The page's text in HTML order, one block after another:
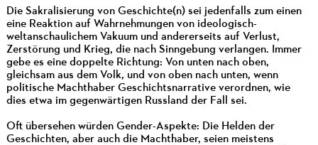
Die Sakralisierung von Geschichte(n) sei jedenfalls zum einen
eine Reaktion auf Wahrnehmungen von ideologisch-
weltanschaulichem Vakuum und andererseits auf Verlust,
Zerstörung und Krieg, die nach Sinngebung verlangen. Immer
gebe es eine doppelte Richtung: Von unten nach oben,
gleichsam aus dem Volk, und von oben nach unten, wenn
politische Machthaber Geschichtsnarrative verordnen, wie
dies etwa im gegenwärtigen Russland der Fall sei.
Oft übersehen würden Gender-Aspekte: Die Helden der
Geschichten, aber auch die Machthaber, seien meistens